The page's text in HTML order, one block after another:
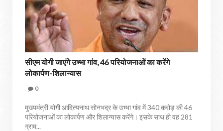
सीएम योगी जाएंगे उभ्भा गांव, 46 परियोजनाओं का करेंगे
लोकार्पण-शिलान्यास
0
मुख्यमंत्री योगी आदित्यनाथ सोनभद्र के उभ्भा गांव में 340 करोड़ की 46
परियोजनाओं का लोकार्पण और शिलान्यास करेंगे। इसके साथ ही वह 281
ग्राम...